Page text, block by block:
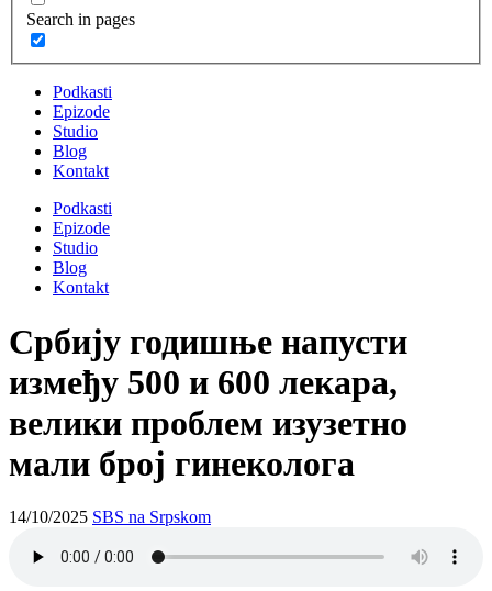
Search in pages
Podkasti
Epizode
Studio
Blog
Kontakt
Podkasti
Epizode
Studio
Blog
Kontakt
Србију годишње напусти
између 500 и 600 лекара,
велики проблем изузетно
мали број гинеколога
14/10/2025 SBS na Srpskom